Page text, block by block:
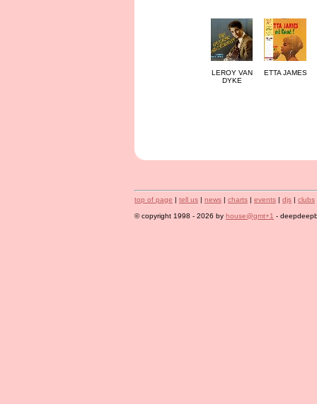
LEROY VAN
DYKE
ETTA JAMES
top of page | tell us | news | charts | events | djs | clubs
© copyright 1998 - 2026 by house@gmt+1 -